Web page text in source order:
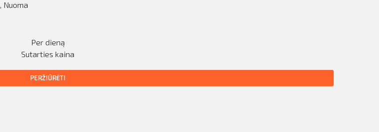
, Nuoma
Per dieną
Sutarties kaina
PERŽIŪRĖTI